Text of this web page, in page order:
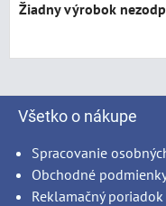
Všetko o nákupe
Spracovanie
Obchodné
Reklamačný poriadok